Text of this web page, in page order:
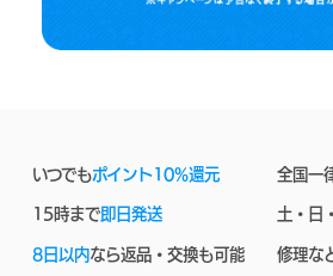
いつでもポイント10%還元 全国一
15時まで即日発送 土・日
8日以内なら返品・交換も可能 修理な